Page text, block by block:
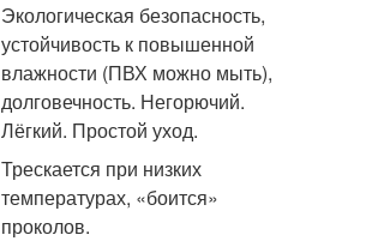
Экологическая безопасность,
устойчивость к повышенной
влажности (ПВХ можно мыть),
долговечность. Негорючий.
Лёгкий. Простой уход.
Трескается при низких
температурах, «боится»
проколов.